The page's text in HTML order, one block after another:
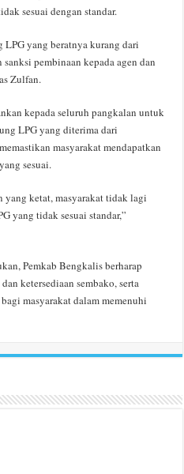
sesuai dengan standar.
LPG yang beratnya kurang dari
pembinaan kepada agen dan
Zulfan.
kepada seluruh pangkalan untuk
LPG yang diterima dari
masyarakat mendapatkan
sesuai.
yang ketat, masyarakat tidak lagi
yang tidak sesuai standar,”
Pemkab Bengkalis berharap
ketersediaan sembako, serta
masyarakat dalam memenuhi